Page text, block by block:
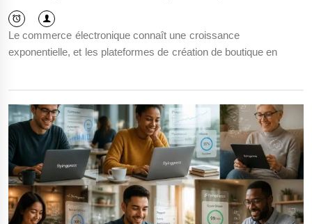
Le commerce électronique connaît une croissance
exponentielle, et les plateformes de création de boutique en